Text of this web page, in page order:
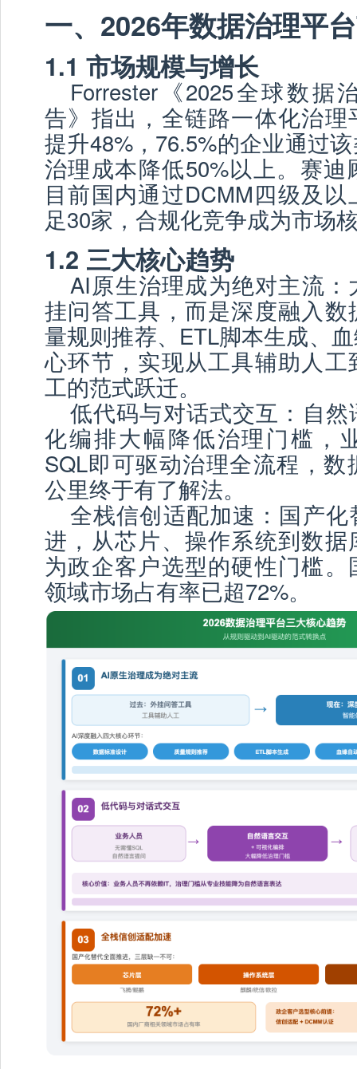
一、2026年数据治理平
1.1 市场规模与增长
Forrester《2025全球数据
告》指出，全链路一体化治
提升48%，76.5%的企业通过
治理成本降低50%以上。赛
目前国内通过DCMM四级及
足30家，合规化竞争成为市场
1.2 三大核心趋势
AI原生治理成为绝对主流
挂问答工具，而是深度融入
量规则推荐、ETL脚本生成、
心环节，实现从工具辅助人
工的范式跃迁。
低代码与对话式交互：自
化编排大幅降低治理门槛，
SQL即可驱动治理全流程，
公里终于有了解法。
全栈信创适配加速：国产
进，从芯片、操作系统到数
为政企客户选型的硬性门槛
领域市场占有率已超72%。